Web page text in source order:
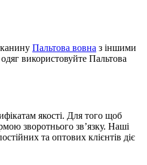
Пальтова вовна з іншими
використовуйте Пальтова
якості. Для того щоб
зворотнього зв’язку. Наші
та оптових клієнтів діє